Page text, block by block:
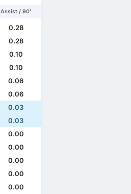
Assist / 90'
0.28
0.28
0.10
0.10
0.06
0.06
0.03
0.03
0.00
0.00
0.00
0.00
0.00